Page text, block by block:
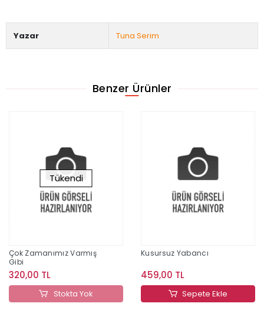
Yazar Tuna Serim
Benzer Ürünler
Tükendi
Çok Zamanımız Varmış
Gibi
320,00 TL
Stokta Yok
Kusursuz Yabancı
459,00 TL
Sepete Ekle